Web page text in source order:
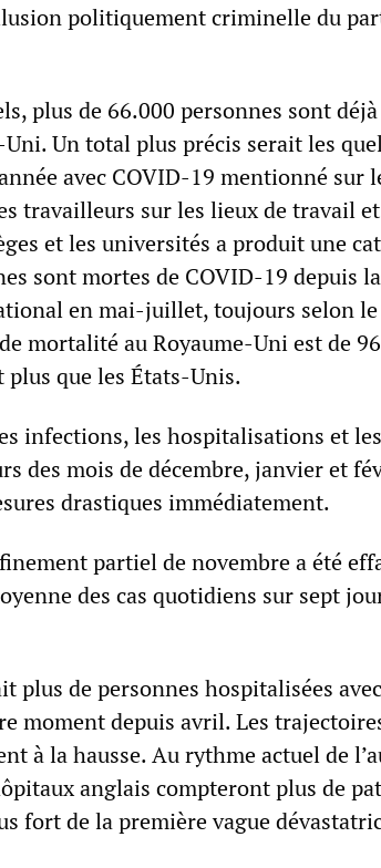
politiquement criminelle du
plus de 66.000 personnes sont
Un total plus précis serait les
avec COVID-19 mentionné sur
travailleurs sur les lieux de travail
et les universités a produit une
sont mortes de COVID-19 depuis
en mai-juillet, toujours selon le
mortalité au Royaume-Uni est de
que les États-Unis.
infections, les hospitalisations et
des mois de décembre, janvier et
drastiques immédiatement.
partiel de novembre a été
des cas quotidiens sur sept
plus de personnes hospitalisées
moment depuis avril. Les
à la hausse. Au rythme actuel de
anglais compteront plus de
fort de la première vague